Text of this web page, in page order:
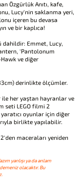
Özgürlük Anıtı, kafe,
Lucy'nin saklanma yeri,
içeren bu devasa
ve bir kaplıca!
dahildir: Emmet, Lucy,
'Pantolonum
ve diğer
derinlikte ölçümler.
ile her yaştan hayranlar ve
seti LEGO filmi 2
oyunlar için diğer
birlikte yapılabilir.
maceraları yeniden
yanlışı ya da anlam
olacaktır. Bu